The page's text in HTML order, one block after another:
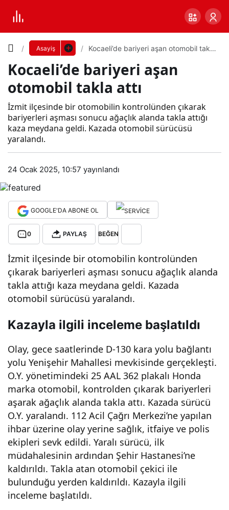
Asayiş
Kocaeli’de bariyeri aşan otomobil takla
Kocaeli’de bariyeri aşan
otomobil takla attı
İzmit ilçesinde bir otomobilin kontrolünden çıkarak
bariyerleri aşması sonucu ağaçlık alanda takla attığı
kaza meydana geldi. Kazada otomobil sürücüsü
yaralandı.
24 Ocak 2025, 10:57 yayınlandı
GOOGLE'DA ABONE OL
0 PAYLAŞ BEĞEN
İzmit ilçesinde bir otomobilin kontrolünden
çıkarak bariyerleri aşması sonucu ağaçlık alanda
takla attığı kaza meydana geldi. Kazada
otomobil sürücüsü yaralandı.
Kazayla ilgili inceleme başlatıldı
Olay, gece saatlerinde D-130 kara yolu bağlantı
yolu Yenişehir Mahallesi mevkisinde gerçekleşti.
O.Y. yönetimindeki 25 AAL 362 plakalı Honda
marka otomobil, kontrolden çıkarak bariyerleri
aşarak ağaçlık alanda takla attı. Kazada sürücü
O.Y. yaralandı. 112 Acil Çağrı Merkezi’ne yapılan
ihbar üzerine olay yerine sağlık, itfaiye ve polis
ekipleri sevk edildi. Yaralı sürücü, ilk
müdahalesinin ardından Şehir Hastanesi’ne
kaldırıldı. Takla atan otomobil çekici ile
bulunduğu yerden kaldırıldı. Kazayla ilgili
inceleme başlatıldı.
Koc
aeli’
bari
yeri
aşa
n
oto
mob
il
takl
a
attı
Boyutunu
Küçük 100% Dev
dön
PAYLAŞ